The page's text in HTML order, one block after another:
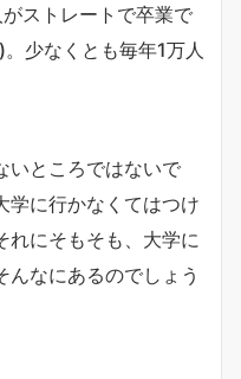
ストレートで卒業で
少なくとも毎年1万人
いところではないで
学に行かなくてはつけ
れにそもそも、大学に
なにあるのでしょう